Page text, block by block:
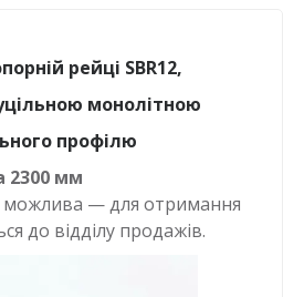
рейці SBR12,
монолітною
профілю
2300 мм
можлива — для отримання
до відділу продажів.